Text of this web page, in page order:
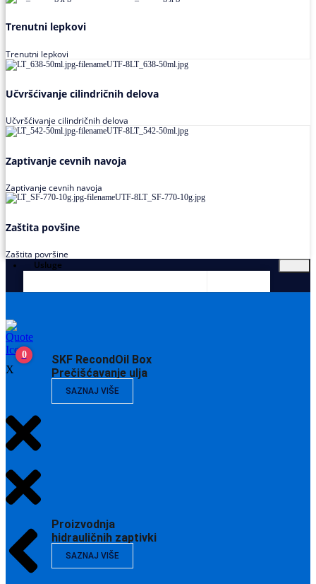
Trenutni lepkovi
Trenutni lepkovi
Učvršćivanje cilindričnih delova
Učvršćivanje cilindričnih delova
Zaptivanje cevnih navoja
Zaptivanje cevnih navoja
Zaštita povšine
Zaštita površine
Usluge
SKF RecondOil Box
Prečišćavanje ulja
SAZNAJ VIŠE
Proizvodnja
hidrauličnih zaptivki
SAZNAJ VIŠE
0
X